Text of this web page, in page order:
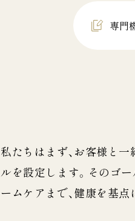
専門
私たちはまず、お客様と
ルを設定します。そのゴ
ームケアまで、健康を基